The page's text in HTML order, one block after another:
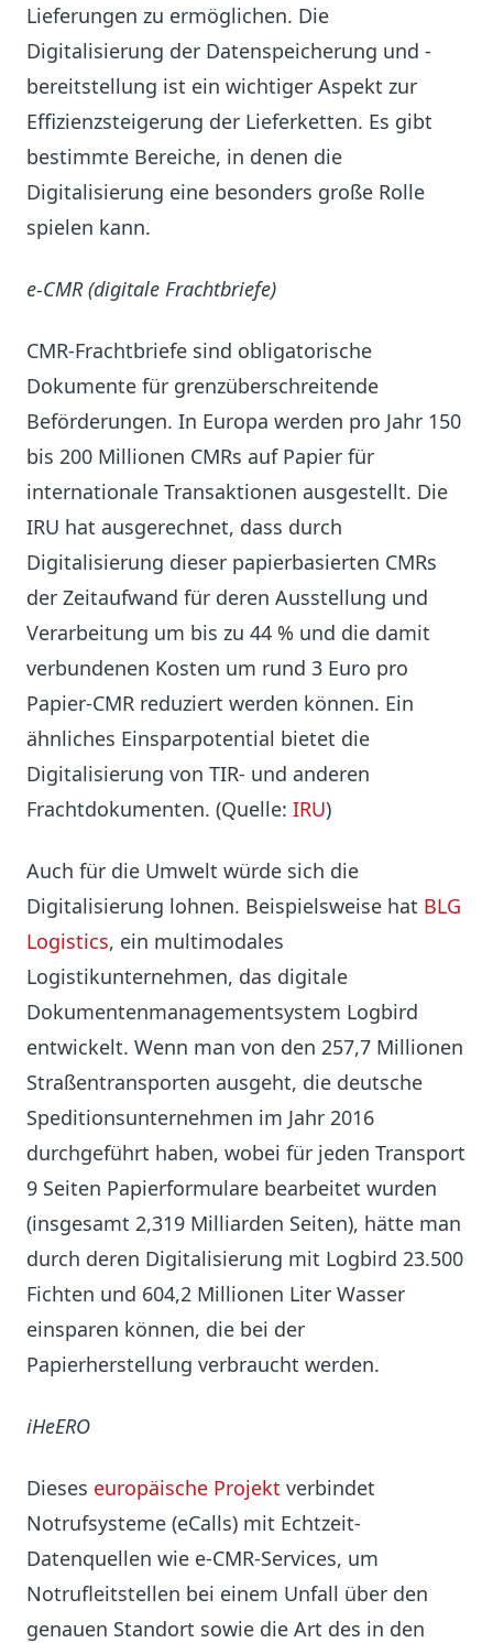
Lieferungen zu ermöglichen. Die
Digitalisierung der Datenspeicherung und -
bereitstellung ist ein wichtiger Aspekt zur
Effizienzsteigerung der Lieferketten. Es gibt
bestimmte Bereiche, in denen die
Digitalisierung eine besonders große Rolle
spielen kann.
e-CMR (digitale Frachtbriefe)
CMR-Frachtbriefe sind obligatorische
Dokumente für grenzüberschreitende
Beförderungen. In Europa werden pro Jahr 150
bis 200 Millionen CMRs auf Papier für
internationale Transaktionen ausgestellt. Die
IRU hat ausgerechnet, dass durch
Digitalisierung dieser papierbasierten CMRs
der Zeitaufwand für deren Ausstellung und
Verarbeitung um bis zu 44 % und die damit
verbundenen Kosten um rund 3 Euro pro
Papier-CMR reduziert werden können. Ein
ähnliches Einsparpotential bietet die
Digitalisierung von TIR- und anderen
Frachtdokumenten. (Quelle: IRU)
Auch für die Umwelt würde sich die
Digitalisierung lohnen. Beispielsweise hat BLG
Logistics, ein multimodales
Logistikunternehmen, das digitale
Dokumentenmanagementsystem Logbird
entwickelt. Wenn man von den 257,7 Millionen
Straßentransporten ausgeht, die deutsche
Speditionsunternehmen im Jahr 2016
durchgeführt haben, wobei für jeden Transport
9 Seiten Papierformulare bearbeitet wurden
(insgesamt 2,319 Milliarden Seiten), hätte man
durch deren Digitalisierung mit Logbird 23.500
Fichten und 604,2 Millionen Liter Wasser
einsparen können, die bei der
Papierherstellung verbraucht werden.
iHeERO
Dieses europäische Projekt verbindet
Notrufsysteme (eCalls) mit Echtzeit-
Datenquellen wie e-CMR-Services, um
Notrufleitstellen bei einem Unfall über den
genauen Standort sowie die Art des in den